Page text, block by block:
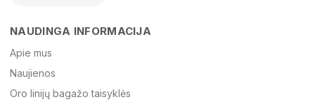
El. paštas
NAUDINGA INFORMACIJA
Apie mus
Naujienos
Oro linijų bagažo taisyklės